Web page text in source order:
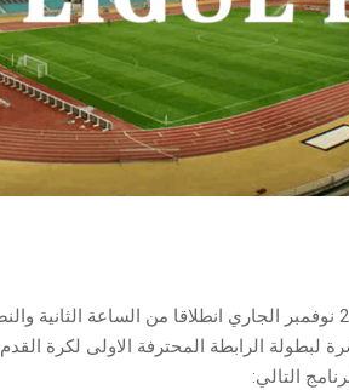
لبطولة الرابطة المحترفة الاولى لكرة القدم
التالي: